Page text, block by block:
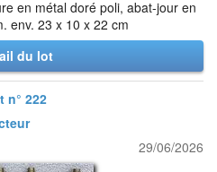
en métal doré poli, abat-jour en
env. 23 x 10 x 22 cm
du lot
n° 222
29/06/2026